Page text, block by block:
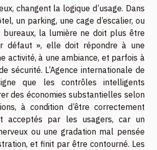
changent la logique d’usage. Dans
un parking, une cage d’escalier, ou
bureaux, la lumière ne doit plus être
défaut », elle doit répondre à une
activité, à une ambiance, et parfois à
sécurité. L’Agence internationale de
que les contrôles intelligents
des économies substantielles selon
à condition d’être correctement
acceptés par les usagers, car un
ou une gradation mal pensée
et finit par être contourné. Les